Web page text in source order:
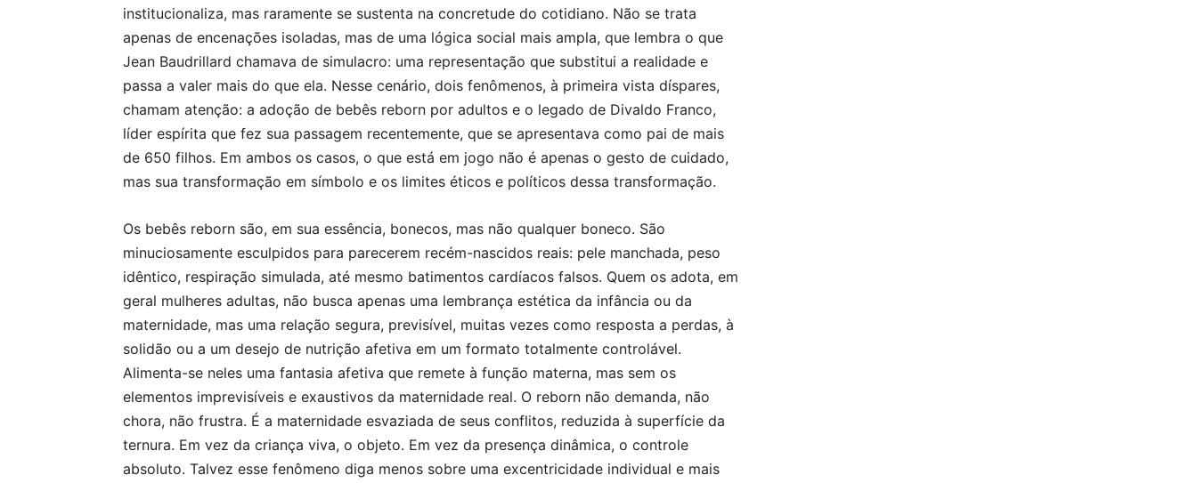
institucionaliza, mas raramente se sustenta na concretude do cotidiano. Não se trata
apenas de encenações isoladas, mas de uma lógica social mais ampla, que lembra o que
Jean Baudrillard chamava de simulacro: uma representação que substitui a realidade e
passa a valer mais do que ela. Nesse cenário, dois fenômenos, à primeira vista díspares,
chamam atenção: a adoção de bebês reborn por adultos e o legado de Divaldo Franco,
líder espírita que fez sua passagem recentemente, que se apresentava como pai de mais
de 650 filhos. Em ambos os casos, o que está em jogo não é apenas o gesto de cuidado,
mas sua transformação em símbolo e os limites éticos e políticos dessa transformação.
Os bebês reborn são, em sua essência, bonecos, mas não qualquer boneco. São
minuciosamente esculpidos para parecerem recém-nascidos reais: pele manchada, peso
idêntico, respiração simulada, até mesmo batimentos cardíacos falsos. Quem os adota, em
geral mulheres adultas, não busca apenas uma lembrança estética da infância ou da
maternidade, mas uma relação segura, previsível, muitas vezes como resposta a perdas, à
solidão ou a um desejo de nutrição afetiva em um formato totalmente controlável.
Alimenta-se neles uma fantasia afetiva que remete à função materna, mas sem os
elementos imprevisíveis e exaustivos da maternidade real. O reborn não demanda, não
chora, não frustra. É a maternidade esvaziada de seus conflitos, reduzida à superfície da
ternura. Em vez da criança viva, o objeto. Em vez da presença dinâmica, o controle
absoluto. Talvez esse fenômeno diga menos sobre uma excentricidade individual e mais